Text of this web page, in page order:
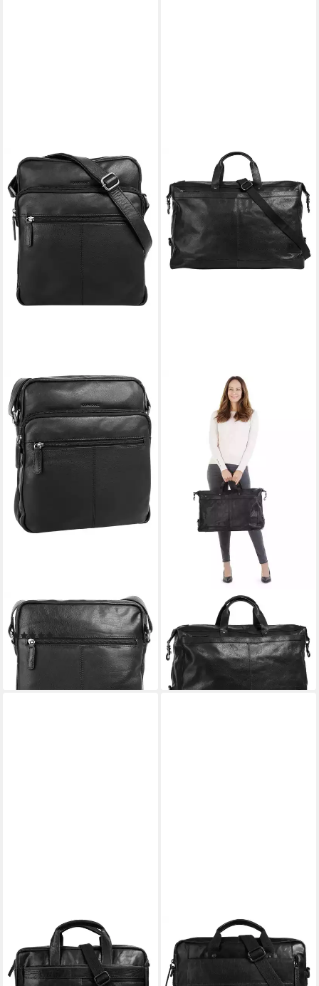
BODENSCHATZ
Umhängetasche, echt Leder
(3)
128,95 €
lieferbar - in 6-8 Werktagen bei dir
BODENSCHATZ
Reisetasche, echt Leder
249,95 €
lieferbar - in 1-2 Werktagen bei dir